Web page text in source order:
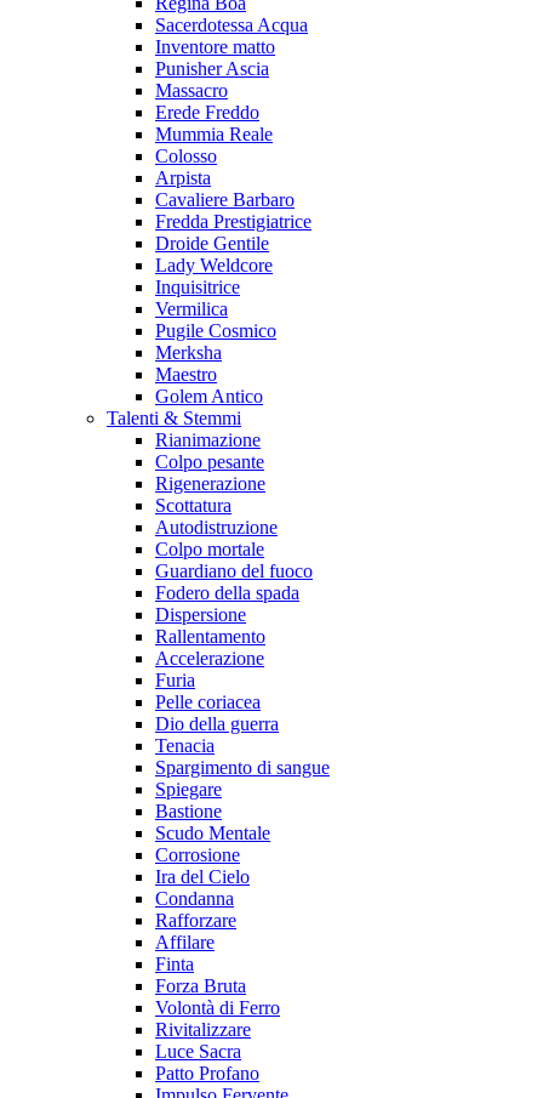
Sacerdotessa Acqua
Inventore matto
Punisher Ascia
Massacro
Erede Freddo
Mummia Reale
Colosso
Arpista
Cavaliere Barbaro
Fredda Prestigiatrice
Droide Gentile
Lady Weldcore
Inquisitrice
Vermilica
Pugile Cosmico
Merksha
Maestro
Golem Antico
Talenti & Stemmi
Rianimazione
Colpo pesante
Rigenerazione
Scottatura
Autodistruzione
Colpo mortale
Guardiano del fuoco
Fodero della spada
Dispersione
Rallentamento
Accelerazione
Furia
Pelle coriacea
Dio della guerra
Tenacia
Spargimento di sangue
Spiegare
Bastione
Scudo Mentale
Corrosione
Ira del Cielo
Condanna
Rafforzare
Affilare
Finta
Forza Bruta
Volontà di Ferro
Rivitalizzare
Luce Sacra
Patto Profano